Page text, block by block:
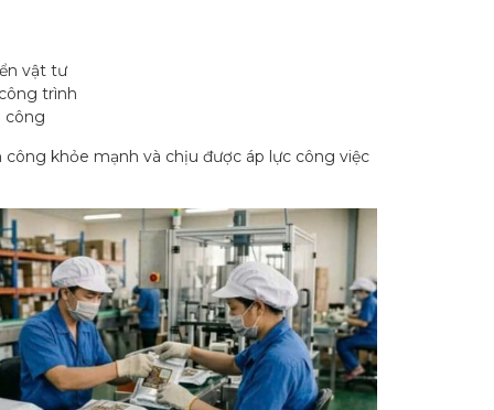
vật tư
trình
công
công khỏe mạnh và chịu được áp lực công việc